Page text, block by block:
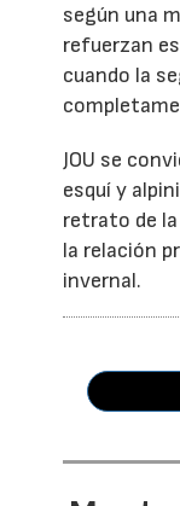
según una
refuerzan
cuando la
JOU se
esquí y
retrato de
la relación
invernal.